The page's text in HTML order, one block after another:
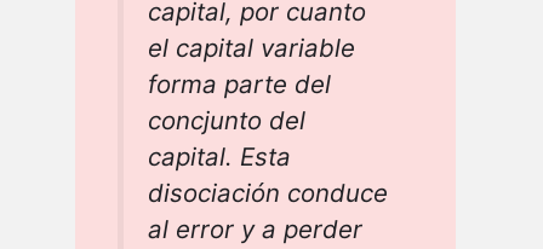
capital, por cuanto
el capital variable
forma parte del
concjunto del
capital. Esta
disociación conduce
al error y a perder